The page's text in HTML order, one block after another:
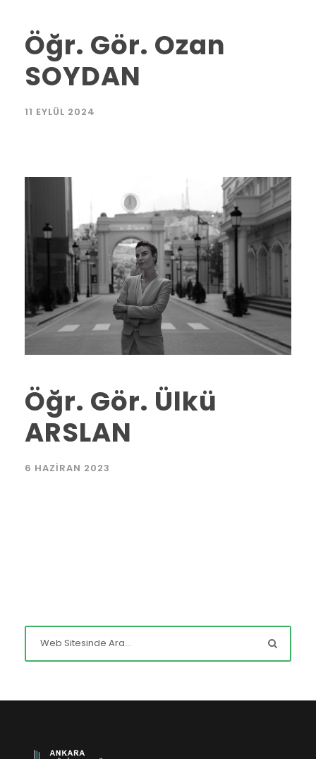
Öğr. Gör. Ozan
SOYDAN
11 EYLÜL 2024
Öğr. Gör. Ülkü
ARSLAN
6 HAZIRAN 2023